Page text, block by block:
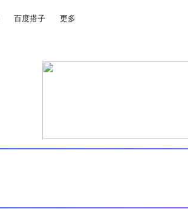
百度搭子 更多